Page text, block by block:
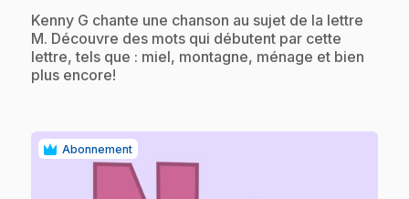
.Kenny G chante une chanson au sujet de la lettre
M. Découvre des mots qui débutent par cette
lettre, tels que : miel, montagne, ménage et bien
plus encore!
Abonnement